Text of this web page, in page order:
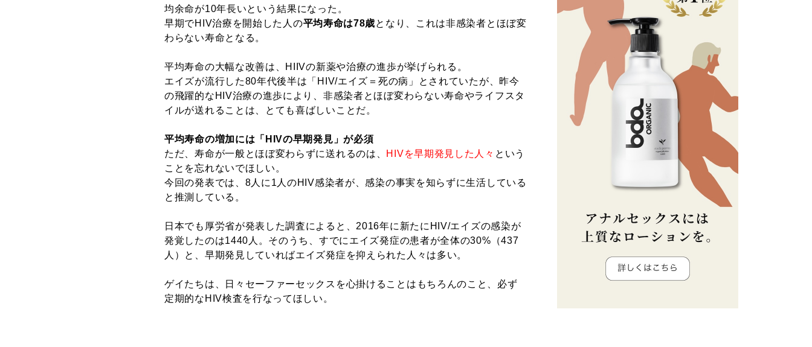
均余命が10年長いという結果になった。
早期でHIV治療を開始した人の平均寿命は78歳となり、これは非感染者とほぼ変
わらない寿命となる。
平均寿命の大幅な改善は、HIIVの新薬や治療の進歩が挙げられる。
エイズが流行した80年代後半は「HIV/エイズ＝死の病」とされていたが、昨今
の飛躍的なHIV治療の進歩により、非感染者とほぼ変わらない寿命やライフスタ
イルが送れることは、とても喜ばしいことだ。
平均寿命の増加には「HIVの早期発見」が必須
ただ、寿命が一般とほぼ変わらずに送れるのは、 HIVを早期発見した人々 という
ことを忘れないでほしい。
今回の発表では、8人に1人のHIV感染者が、感染の事実を知らずに生活している
と推測している。
日本でも厚労省が発表した調査によると、2016年に新たにHIV/エイズの感染が
発覚したのは1440人。そのうち、すでにエイズ発症の患者が全体の30%（437
人）と、早期発見していればエイズ発症を抑えられた人々は多い。
ゲイたちは、日々セーファーセックスを心掛けることはもちろんのこと、必ず
定期的なHIV検査を行なってほしい。